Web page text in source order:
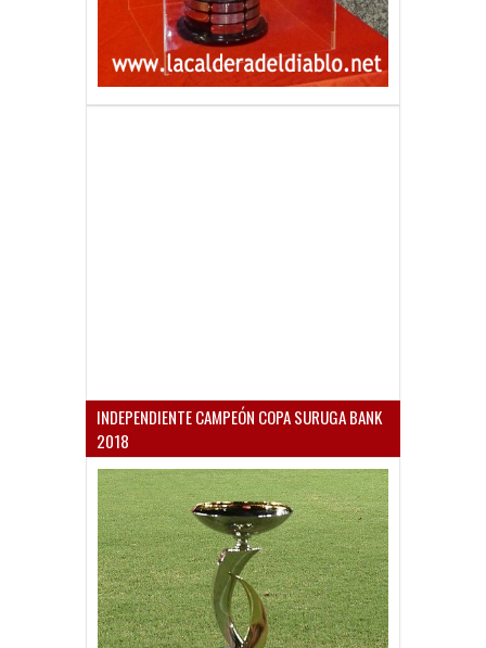
INDEPENDIENTE CAMPEÓN COPA SURUGA BANK
2018